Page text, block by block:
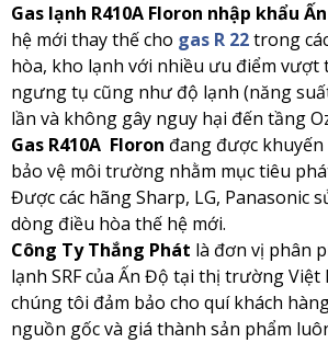
Gas lạnh R410A Floron nhập khẩu
hệ mới thay thế cho gas R 22trong
hòa, kho lạnh với nhiều ưu điểm vượt
ngưng tụ cũng như độ lạnh (năng
lần và không gây nguy hại đến tầng
Gas R410A Floron đang được
bảo vệ môi trường nhằm mục tiêu
Được các hãng Sharp, LG, Panasonic
dòng điều hòa thế hệ mới.
Công Ty Thắng Phát là đơn vị phân
lạnh SRF của Ấn Độ tại thị trường Việt
chúng tôi đảm bảo cho quí khách
nguồn gốc và giá thành sản phẩm